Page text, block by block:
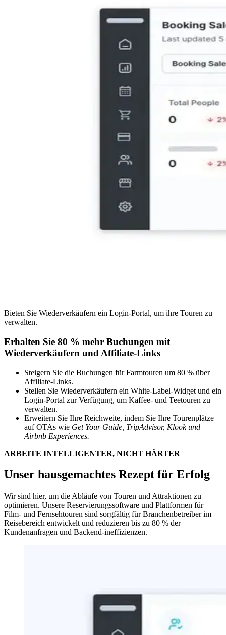
Bieten Sie Wiederverkäufern ein Login-Portal, um ihre Touren zu
verwalten.
Erhalten Sie 80 % mehr Buchungen mit
Wiederverkäufern und Affiliate-Links
Steigern Sie die Buchungen für Farmtouren um 80 % über
Affiliate-Links.
Stellen Sie Wiederverkäufern ein White-Label-Widget und ein
Login-Portal zur Verfügung, um Kaffee- und Teetouren zu
verwalten.
Erweitern Sie Ihre Reichweite, indem Sie Ihre Tourenplätze
auf OTAs wie Get Your Guide, TripAdvisor, Klook und
Airbnb Experiences.
ARBEITE INTELLIGENTER, NICHT HÄRTER
Unser hausgemachtes Rezept für Erfolg
Wir sind hier, um die Abläufe von Touren und Attraktionen zu
optimieren. Unsere Reservierungssoftware und Plattformen für
Film- und Fernsehtouren sind sorgfältig für Branchenbetreiber im
Reisebereich entwickelt und reduzieren bis zu 80 % der
Kundenanfragen und Backend-ineffizienzen.